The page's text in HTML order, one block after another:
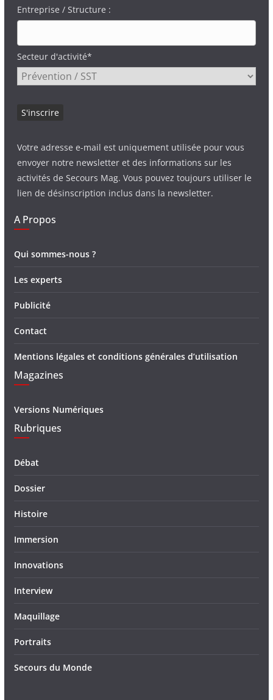
Entreprise / Structure :
Secteur d'activité*
Votre adresse e-mail est uniquement utilisée pour vous
envoyer notre newsletter et des informations sur les
activités de Secours Mag. Vous pouvez toujours utiliser le
lien de désinscription inclus dans la newsletter.
A Propos
Qui sommes-nous ?
Les experts
Publicité
Contact
Mentions légales et conditions générales d’utilisation
Magazines
Versions Numériques
Rubriques
Débat
Dossier
Histoire
Immersion
Innovations
Interview
Maquillage
Portraits
Secours du Monde